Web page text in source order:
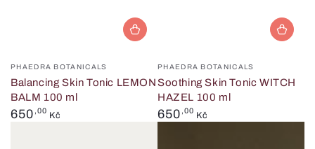
Prodejce:
PHAEDRA BOTANICALS
Balancing Skin Tonic LEMON
BALM 100 ml
Běžná
650 ,00 Kč
Prodejce:
PHAEDRA BOTANICALS
Soothing Skin Tonic WITCH
HAZEL 100 ml
Běžná
cena
650 ,00 Kč